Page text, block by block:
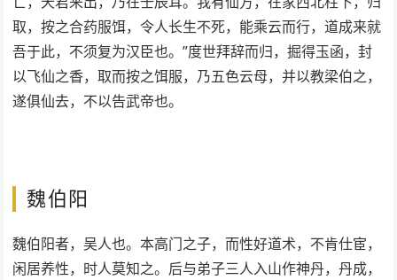
取，按之合药服饵，令人长生不死，能乘云而行，道成来就
吾于此，不须复为汉臣也。”度世拜辞而归，掘得玉函，封
以飞仙之香，取而按之饵服，乃五色云母，并以教梁伯之，
遂俱仙去，不以告武帝也。
魏伯阳
魏伯阳者，吴人也。本高门之子，而性好道术，不肯仕宦，
闲居养性，时人莫知之。后与弟子三人入山作神丹，丹成，